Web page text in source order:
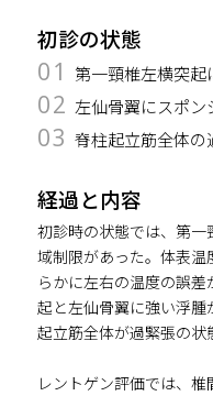
初診の状態
01 第一頸椎左横突
02 左仙骨翼にスポン
03 脊柱起立筋全体の
経過と内容
初診時の状態では、第
域制限があった。体表
らかに左右の温度の誤
起と左仙骨翼に強い浮
起立筋全体が過緊張の状
レントゲン評価では、椎